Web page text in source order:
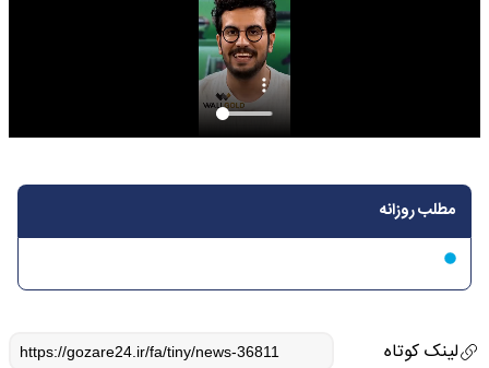
مطلب روزانه
لینک کوتاه